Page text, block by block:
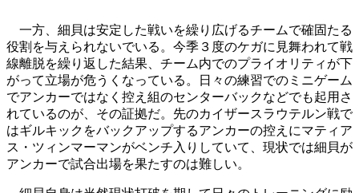
一方、細貝は安定した戦いを繰り広げるチームで確固たる
役割を与えられないでいる。今季３度のケガに見舞われて戦
線離脱を繰り返した結果、チーム内でのプライオリティが下
がって立場が危うくなっている。日々の練習でのミニゲーム
でアンカーではなく控え組のセンターバックなどでも起用さ
れているのが、その証拠だ。先のカイザースラウテルン戦で
はギルキックをバックアップするアンカーの控えにマティア
ス・ツィンマーマンがベンチ入りしていて、現状では細貝が
アンカーで試合出場を果たすのは難しい。